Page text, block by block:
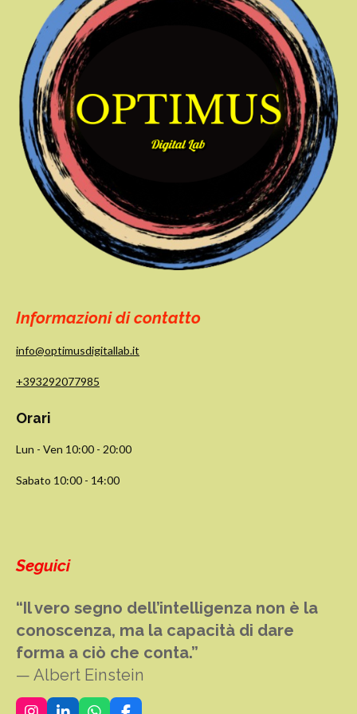
scientific
a
Tua
Presenza
Digitale
(Senza
Spender
e un
Euro di
Tasca
Tua)
Informazioni di contatto
info@optimusdigitallab.it
+393292077985
Orari
Lun - Ven 10:00 - 20:00
Sabato 10:00 - 14:00
Seguici
“Il vero segno dell’intelligenza non è la
conoscenza, ma la capacità di dare
forma a ciò che conta.”
— Albert Einstein